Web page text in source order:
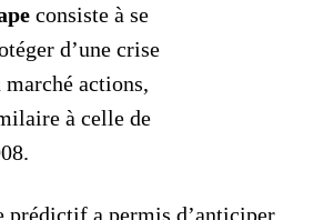
consiste à se
d’une crise
marché actions,
à celle de
prédictif a permis d’anticiper